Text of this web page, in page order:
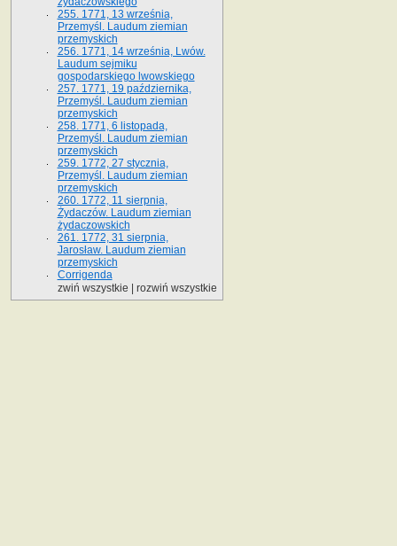
255. 1771, 13 września,
Przemyśl. Laudum ziemian
przemyskich
256. 1771, 14 września, Lwów.
Laudum sejmiku
gospodarskiego lwowskiego
257. 1771, 19 października,
Przemyśl. Laudum ziemian
przemyskich
258. 1771, 6 listopada,
Przemyśl. Laudum ziemian
przemyskich
259. 1772, 27 stycznia,
Przemyśl. Laudum ziemian
przemyskich
260. 1772, 11 sierpnia,
Żydaczów. Laudum ziemian
żydaczowskich
261. 1772, 31 sierpnia,
Jarosław. Laudum ziemian
przemyskich
Corrigenda
zwiń wszystkie
rozwiń wszystkie